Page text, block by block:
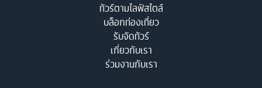
ทัวร์ตามไลฟ์สไตล์
บล็อกท่องเที่ยว
รับจัดทัวร์
เกี่ยวกับเรา
ร่วมงานกับเรา